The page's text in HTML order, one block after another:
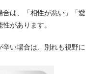
は、「相性が悪い」「愛
があります。
い場合は、別れも視野に